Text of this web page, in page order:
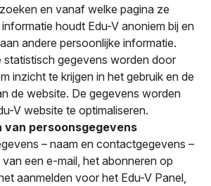
en vanaf welke pagina ze
houdt Edu-V anoniem bij en
andere persoonlijke informatie.
statistisch gegevens worden door
inzicht te krijgen in het gebruik en de
de website. De gegevens worden
V website te optimaliseren.
van persoonsgegevens
– naam en contactgegevens –
een e-mail, het abonneren op
aanmelden voor het Edu-V Panel,